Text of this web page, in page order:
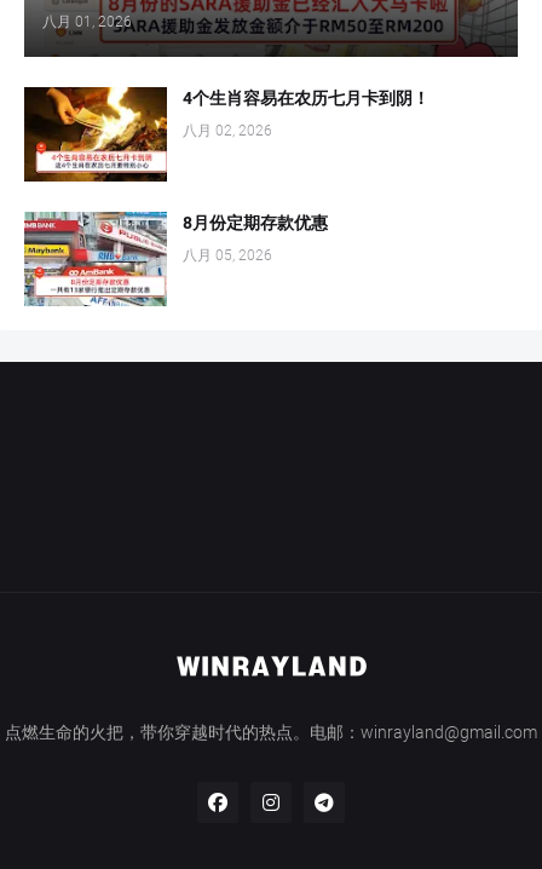
八月 01, 2026
4个生肖容易在农历七月卡到阴！
八月 02, 2026
8月份定期存款优惠
八月 05, 2026
点燃生命的火把，带你穿越时代的热点。电邮：winrayland@gmail.com